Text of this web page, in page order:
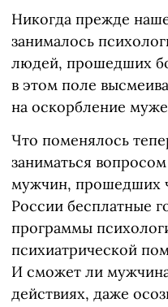
Никогда прежде
занималось
людей, прошедших
в этом поле
на оскорбление
Что поменялось
заниматься
мужчин, прошедших
России бесплатные
программы
психиатрической
И сможет ли
действиях, даже